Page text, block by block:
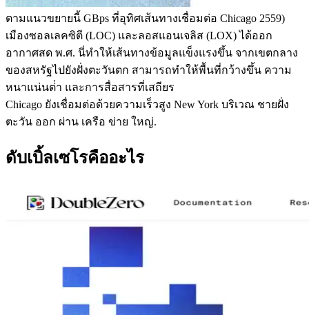
ตามแนวขยายนี้ GBps ที่อุทิศเส้นทางเชื่อมต่อ Chicago 2559)
เมืองซอลเลคซิตี (LOC) และลอสแอนเจลิส (LOX) ได้ออก
อากาศสด พ.ศ. นี่ทําให้เส้นทางข้อมูลแข็งแรงขึ้น จากเขตกลาง
ของสหรัฐไปยังฝั่งตะวันตก สามารถทําให้พื้นที่กว้างขึ้น ความ
หนาแน่นต่ํา และการสื่อสารที่เสถียร
Chicago ยังเชื่อมต่อด้วยความเร็วสูง New York บริเวณ ชายฝั่ง
ตะวัน ออก ผ่าน เครือ ข่าย ใหญ่.
ดับเบิ้ลเซโรคืออะไร